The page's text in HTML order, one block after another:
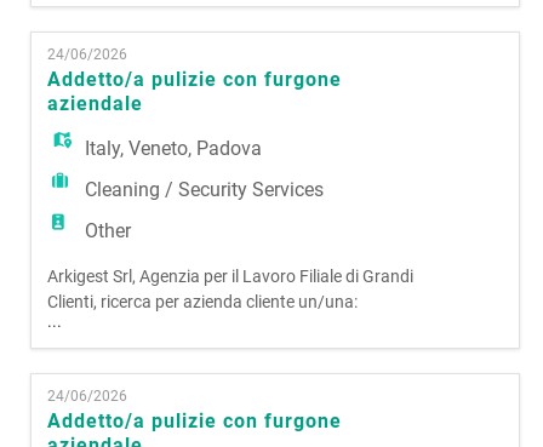
EN
FR
IT
DE
RESPONSABILE OPERATIVO SETTORE
CLEANING La figura si occuperà di gestire il
personale e problematiche operative nella regione
Toscana Si richiede: - Esperienza nella gestione
operativa; - Ser
24/06/2026
Addetto/a pulizie con furgone
aziendale
Italy,Veneto, Padova
Cleaning / Security Services
Other
Arkigest Srl, Agenzia per il Lavoro Filiale di Grandi
Clienti, ricerca per azienda cliente un/una:
ADDETTO/A PULIZIE CON FURGONE AZIENDALE
La risorsa si occuperà di spostarsi su tutto il
territorio del Veneto per effettuare attività di
pulizia presso uffici, negozi, ecc. con l'ausilio di un
furgone aziendale. Si richiede: · Pa
...
24/06/2026
Addetto/a pulizie con furgone